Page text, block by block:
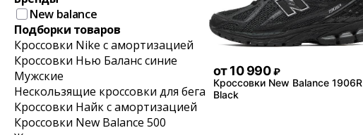
New balance
Подборки товаров
Кроссовки Nike с амортизацией
Кроссовки Нью Баланс синие
Мужские
Нескользящие кроссовки для бега
Кроссовки Найк с амортизацией
Кроссовки New Balance 500
от10 990 ₽
Кроссовки New Balance 1906R
Black